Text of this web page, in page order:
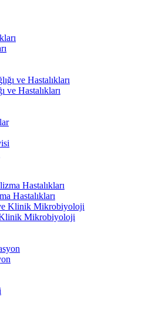
ve Hastalıkları
Hastalıkları
Klinik Mikrobiyoloji